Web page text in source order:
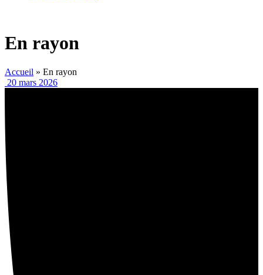
En rayon
Accueil » En rayon
20 mars 2026